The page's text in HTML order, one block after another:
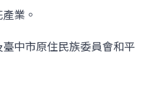
業。
中市原住民族委員會和平